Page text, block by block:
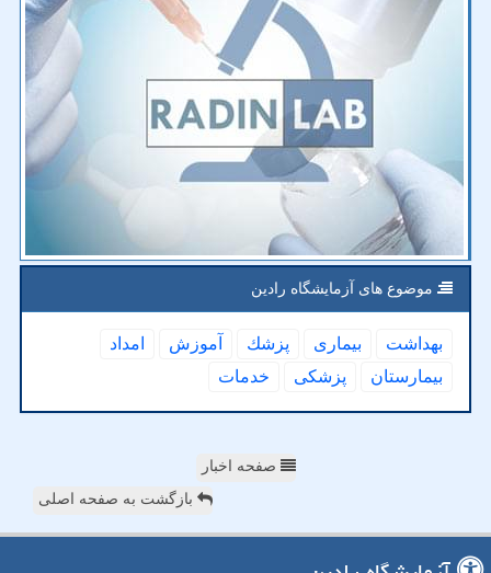
موضوع های آزمایشگاه رادین
بهداشت بیماری پزشك آموزش
امداد
بیمارستان
پزشكی خدمات
صفحه اخبار
بازگشت به صفحه اصلی